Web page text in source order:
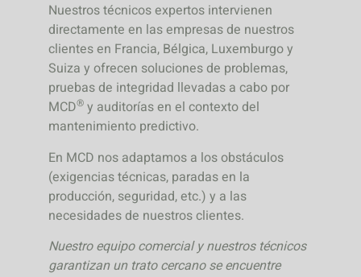
Nuestros técnicos expertos intervienen
directamente en las empresas de nuestros
clientes en Francia, Bélgica, Luxemburgo y
Suiza y ofrecen soluciones de problemas,
pruebas de integridad llevadas a cabo por
MCD® y auditorías en el contexto del
mantenimiento predictivo.
En MCD nos adaptamos a los obstáculos
(exigencias técnicas, paradas en la
producción, seguridad, etc.) y a las
necesidades de nuestros clientes.
Nuestro equipo comercial y nuestros técnicos
garantizan un trato cercano se encuentre